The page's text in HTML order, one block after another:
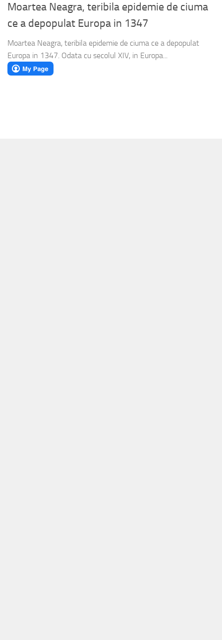
Moartea Neagra, teribila epidemie de ciuma
ce a depopulat Europa in 1347
Moartea Neagra, teribila epidemie de ciuma ce a depopulat
Europa in 1347. Odata cu secolul XIV, in Europa...